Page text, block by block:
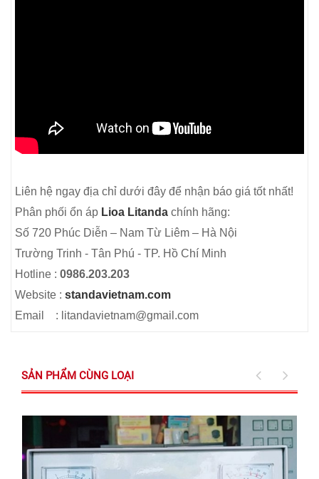
Liên hệ ngay địa chỉ dưới đây để nhận báo giá tốt nhất!
Phân phối ổn áp Lioa Litanda chính hãng:
Số 720 Phúc Diễn – Nam Từ Liêm – Hà Nội
Trường Trinh - Tân Phú - TP. Hồ Chí Minh
Hotline : 0986.203.203
Website : standavietnam.com
Email : litandavietnam@gmail.com
SẢN PHẨM CÙNG LOẠI